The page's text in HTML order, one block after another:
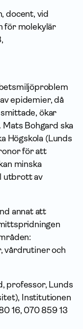
docent, vid
för molekylär
epidemier, då
ökar
Bohgard ska
Högskola (Lunds
för att
minska
utbrott av
annat att
vårdrutiner och
professor, Lunds
Institutionen
16, 070 859 13